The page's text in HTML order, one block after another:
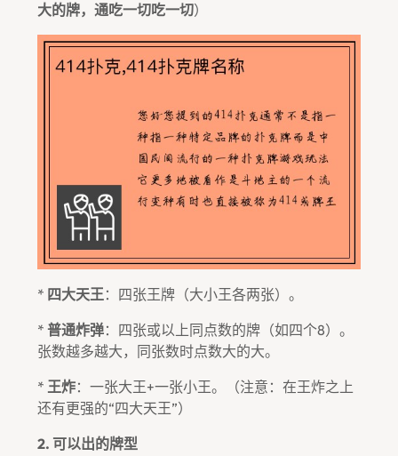
大的牌，通吃一切吃一切）
* 四大天王 ：四张王牌（大小王各两张）。
* 普通炸弹：四张或以上同点数的牌（如四个8）。
张数越多越大，同张数时点数大的大。
* 王炸：一张大王+一张小王。（注意：在王炸之上
还有更强的“四大天王”）
2. 可以出的牌型